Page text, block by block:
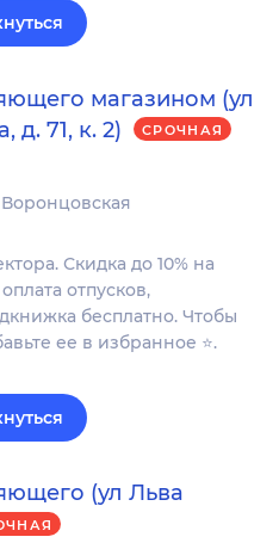
магазином (ул
д. 71, к. 2)
СРОЧНАЯ
Воронцовская
Скидка до 10% на
отпусков,
бесплатно. Чтобы
ее в избранное ⭐.
(ул Льва